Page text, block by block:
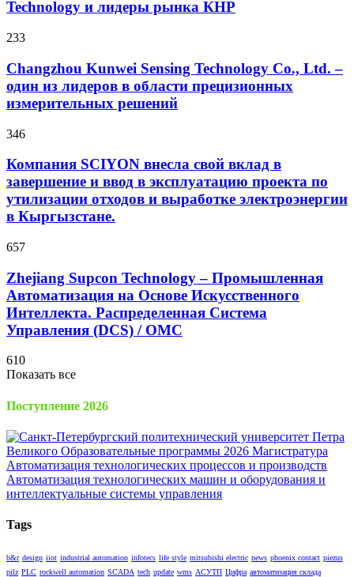
Technology и лидеры рынка КНР
233
Changzhou Kunwei Sensing Technology Co., Ltd. –
один из лидеров в области прецизионных
измерительных решений
346
Компания SCIYON внесла свой вклад в
завершение и ввод в эксплуатацию проекта по
утилизации отходов и выработке электроэнергии
в Кыргызстане.
657
Zhejiang Supcon Technology – Промышленная
Автоматизация на Основе Искусственного
Интеллекта. Распределенная Cистема
Управления (DCS) / OMC
610
Показать все
Поступление 2026
Tags
b&r design iiot industrial automation infotecs life style mitsubishi electric news phoenix contact piezus
pilz PLC rockwell automation SCADA tech update wms АСУТП Цифра автоматизация склада